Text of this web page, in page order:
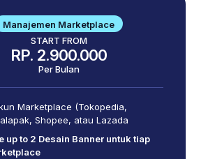
Manajemen Marketplace
START FROM
RP. 2.900.000
Per Bulan
Marketplace (Tokopedia,
Shopee, atau Lazada
up to 2 Desain Banner untuk tiap